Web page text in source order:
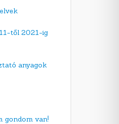
től 2021-ig
anyagok
gondom van!